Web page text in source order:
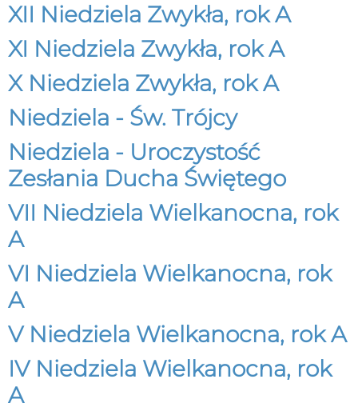
XII Niedziela Zwykła, rok A
XI Niedziela Zwykła, rok A
X Niedziela Zwykła, rok A
Niedziela - Św. Trójcy
Niedziela - Uroczystość
Zesłania Ducha Świętego
VII Niedziela Wielkanocna, rok
A
VI Niedziela Wielkanocna, rok
A
V Niedziela Wielkanocna, rok A
IV Niedziela Wielkanocna, rok
A